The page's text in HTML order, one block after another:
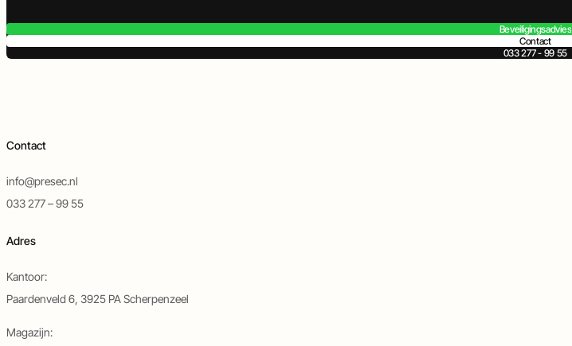
Beveiligingsadvies
Contact
033 277 - 99 55
Contact
info@presec.nl
033 277 – 99 55
Adres
Kantoor:
Paardenveld 6, 3925 PA Scherpenzeel
Magazijn: